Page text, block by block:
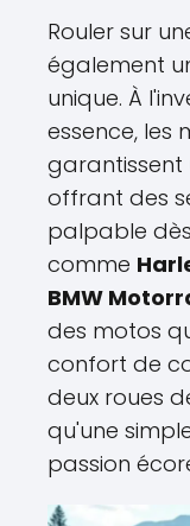
Rouler sur
également
unique. À
essence, les
garantissent
offrant des
palpable
comme
BMW
des motos
confort de
deux roues
qu'une
passion